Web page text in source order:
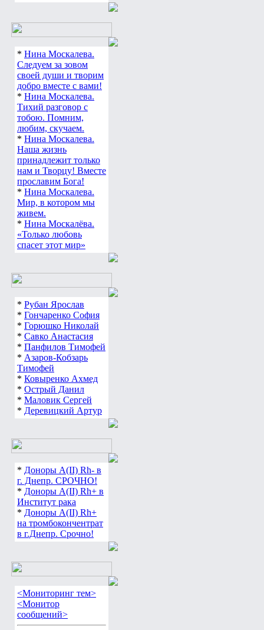
* Нина Москалева.
Следуем за зовом
своей души и творим
добро вместе с вами!
* Нина Москалева.
Тихий разговор с
тобою. Помним,
любим, скучаем.
* Нина Москалева.
Наша жизнь
принадлежит только
нам и Творцу! Вместе
прославим Бога!
* Нина Москалева.
Мир, в котором мы
живем.
* Нина Москалёва.
«Только любовь
спасет этот мир»
* Рубан Ярослав
* Гончаренко София
* Горюшко Николай
* Савко Анастасия
* Панфилов Тимофей
* Азаров-Кобзарь
Тимофей
* Ковыренко Ахмед
* Острый Данил
* Маловик Сергей
* Деревицкий Артур
* Доноры А(ІІ) Rh- в
г. Днепр. СРОЧНО!
* Доноры А(ІІ) Rh+ в
Институт рака
* Доноры А(ІІ) Rh+
на тромбокончентрат
в г.Днепр. Срочно!
<Мониторинг тем>
<Монитор
сообщений>